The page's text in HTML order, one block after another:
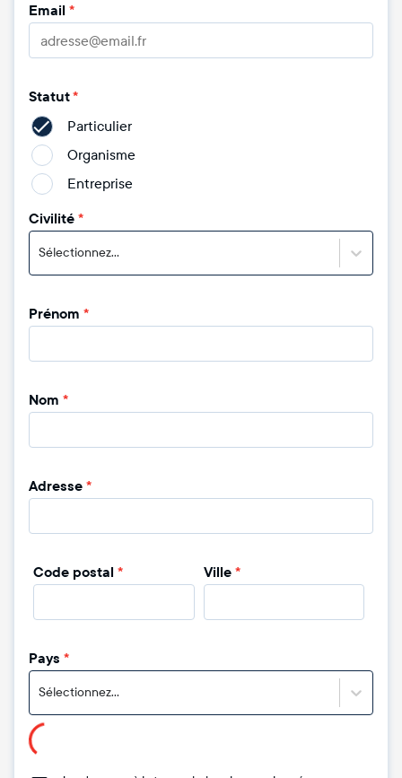
Email *
Statut*
Particulier
Organisme
Entreprise
Civilité*
Sélectionnez...
Prénom *
Nom *
Adresse*
Code postal * Ville *
Pays *
Sélectionnez...